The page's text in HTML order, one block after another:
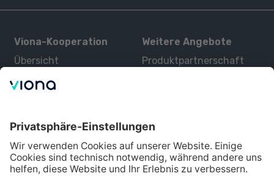
Viona-Kooperation
Übersicht
Kurse
Weitere Angebote
Produktpartnerschaft
Über uns
Alle Partner
Über Viona
Für Interessenten
Bildungsangebot